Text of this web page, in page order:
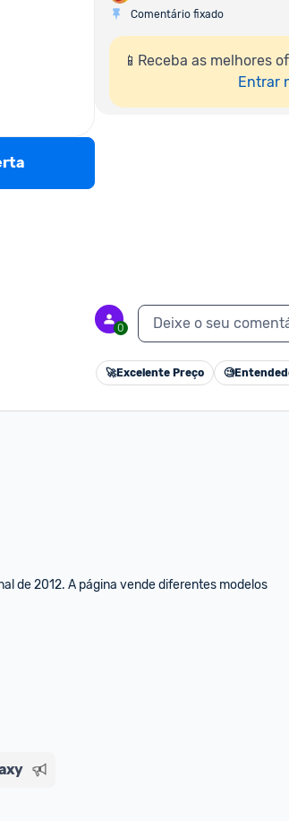
Comentário fixado
📱Receba as melhores
Entrar
0 Deixe o seu
🚀Excelente Preço 🧐
de 2012. A página vende diferentes modelos